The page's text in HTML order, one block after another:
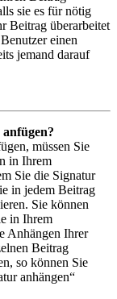
sie es für nötig
Beitrag überarbeitet
einen
jemand darauf
müssen Sie
in Ihrem
Sie die Signatur
in jedem Beitrag
Sie können
in Ihrem
Anhängen Ihrer
Beitrag
so können Sie
anhängen“